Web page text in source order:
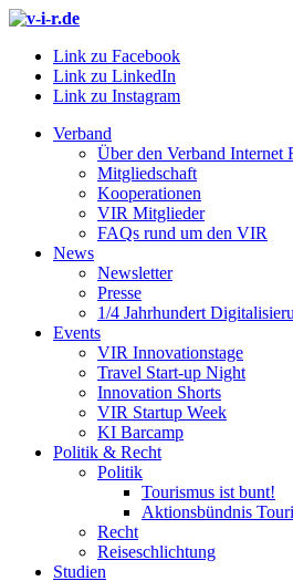
Link zu Facebook
Link zu LinkedIn
Link zu Instagram
Verband
Über den Verband Internet
Mitgliedschaft
Kooperationen
VIR Mitglieder
FAQs rund um den VIR
News
Newsletter
Presse
1/4 Jahrhundert
Events
VIR Innovationstage
Travel Start-up Night
Innovation Shorts
VIR Startup Week
KI Barcamp
Politik & Recht
Politik
Tourismus ist bunt!
Aktionsbündnis
Recht
Reiseschlichtung
Studien